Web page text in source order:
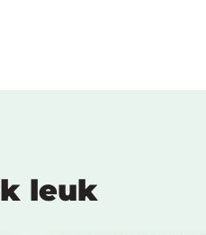
leuk